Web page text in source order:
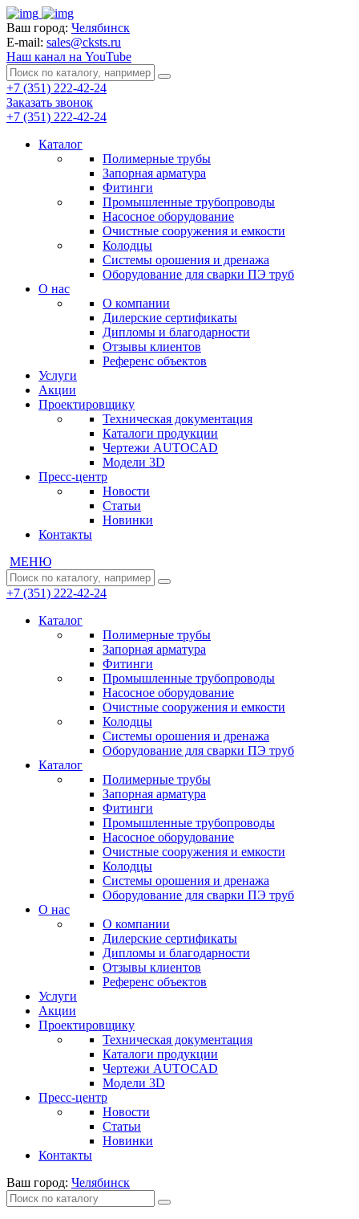
Ваш город: Челябинск
E-mail: sales@cksts.ru
Наш канал на YouTube
+7 (351) 222-42-24
Заказать звонок
+7 (351) 222-42-24
Каталог
Полимерные трубы
Запорная арматура
Фитинги
Промышленные трубопроводы
Насосное оборудование
Очистные сооружения и емкости
Колодцы
Системы орошения и дренажа
Оборудование для сварки ПЭ труб
О нас
О компании
Дилерские сертификаты
Дипломы и благодарности
Отзывы клиентов
Референс объектов
Услуги
Акции
Проектировщику
Техническая документация
Каталоги продукции
Чертежи AUTOCAD
Модели 3D
Пресс-центр
Новости
Статьи
Новинки
Контакты
МЕНЮ
+7 (351) 222-42-24
Каталог
Полимерные трубы
Запорная арматура
Фитинги
Промышленные трубопроводы
Насосное оборудование
Очистные сооружения и емкости
Колодцы
Системы орошения и дренажа
Оборудование для сварки ПЭ труб
Каталог
Полимерные трубы
Запорная арматура
Фитинги
Промышленные трубопроводы
Насосное оборудование
Очистные сооружения и емкости
Колодцы
Системы орошения и дренажа
Оборудование для сварки ПЭ труб
О нас
О компании
Дилерские сертификаты
Дипломы и благодарности
Отзывы клиентов
Референс объектов
Услуги
Акции
Проектировщику
Техническая документация
Каталоги продукции
Чертежи AUTOCAD
Модели 3D
Пресс-центр
Новости
Статьи
Новинки
Контакты
Ваш город: Челябинск